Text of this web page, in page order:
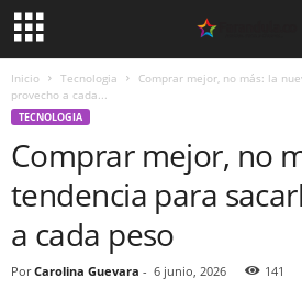
Inicio Tecnologia
Comprar mejor, no más: la
provecho a cada...
TECNOLOGIA
Comprar mejor, no
tendencia para
a cada peso
Por Carolina Guevara - 6 junio, 2026 141